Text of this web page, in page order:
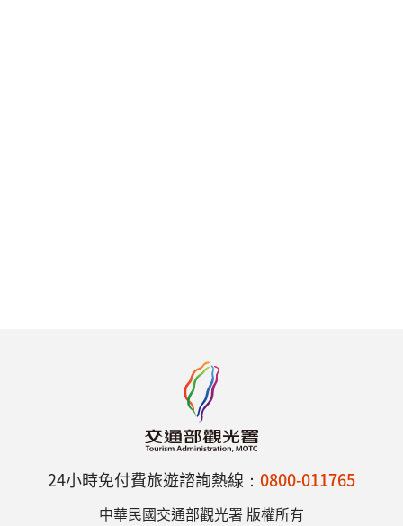
24小時免付費旅遊諮詢熱線： 0800-011765
中華民國交通部觀光署 版權所有